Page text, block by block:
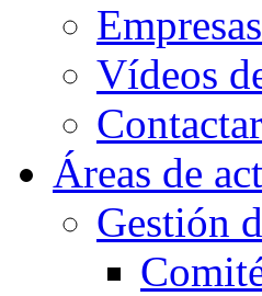
Vídeos
Contactar
Áreas de
Gestión